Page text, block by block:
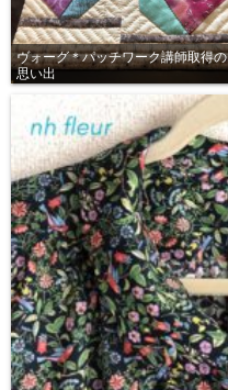
ヴォーグ＊パッチワーク講師取得の
思い出